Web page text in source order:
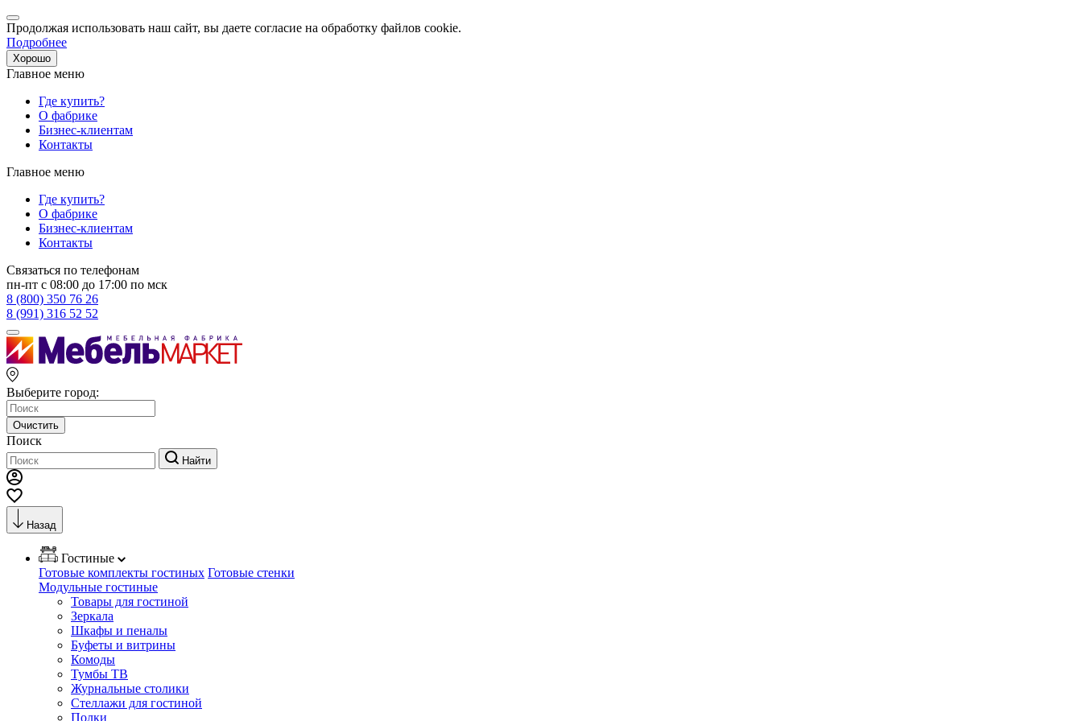
Продолжая использовать наш сайт, вы даете согласие на обработку файлов cookie.
Подробнее
Хорошо
Главное меню
Где купить?
О фабрике
Бизнес-клиентам
Контакты
Главное меню
Где купить?
О фабрике
Бизнес-клиентам
Контакты
Связаться по телефонам
пн-пт с 08:00 до 17:00 по мск
8 (800) 350 76 26
8 (991) 316 52 52
Выберите город:
Очистить
Поиск
Найти
Назад
Гостиные
Готовые комплекты гостиных Готовые стенки
Модульные гостиные
Товары для гостиной
Зеркала
Шкафы и пеналы
Буфеты и витрины
Комоды
Тумбы ТВ
Журнальные столики
Стеллажи для гостиной
Полки